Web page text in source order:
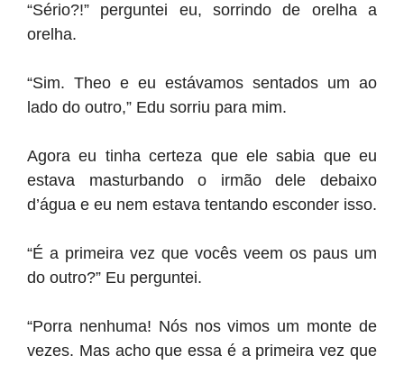
“Sério?!” perguntei eu, sorrindo de orelha a
orelha.
“Sim. Theo e eu estávamos sentados um ao
lado do outro,” Edu sorriu para mim.
Agora eu tinha certeza que ele sabia que eu
estava masturbando o irmão dele debaixo
d’água e eu nem estava tentando esconder isso.
“É a primeira vez que vocês veem os paus um
do outro?” Eu perguntei.
“Porra nenhuma! Nós nos vimos um monte de
vezes. Mas acho que essa é a primeira vez que